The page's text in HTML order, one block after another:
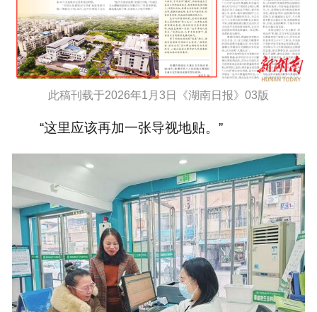
此稿刊载于2026年1月3日《湖南日报》03版
“这里应该再加一张导视地贴。”